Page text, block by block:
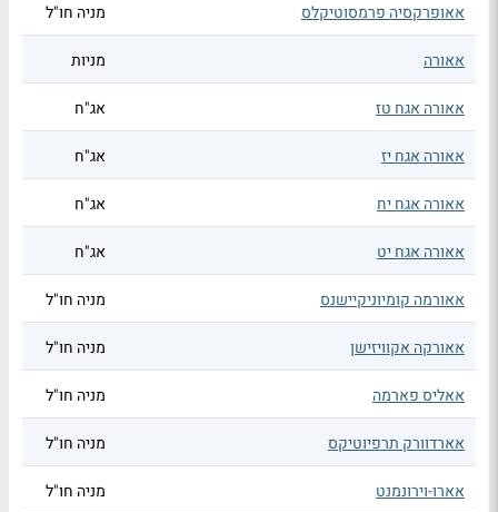
אאופרקסיה פרמסוטיקלס מניה חו"ל
אאורה מניות
אאורה אגח טז אג"ח
אאורה אגח יז אג"ח
אאורה אגח יח אג"ח
אאורה אגח יט אג"ח
אאורמה קומיוניקיישנס מניה חו"ל
אאורקה אקוויזישן מניה חו"ל
אאליס פארמה מניה חו"ל
אארדוורק תרפיוטיקס מניה חו"ל
אארו-וירונמנט מניה חו"ל